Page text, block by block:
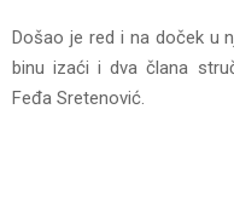
Došao je red i na doček u
binu izaći i dva člana
Feđa Sretenović.